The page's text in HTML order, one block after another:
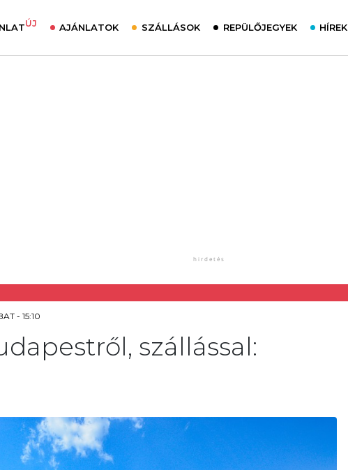
ÚJ AJÁNLATOK SZÁLLÁSOK REPÜLŐJEGYEK HÍREK
- 15:10
szállással: